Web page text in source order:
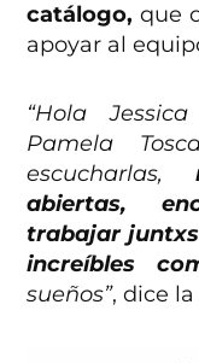
catálogo, que
apoyar al
“Hola
Pamela
escucharlas,
abiertas,
trabajar
increíbles
sueños”, dice